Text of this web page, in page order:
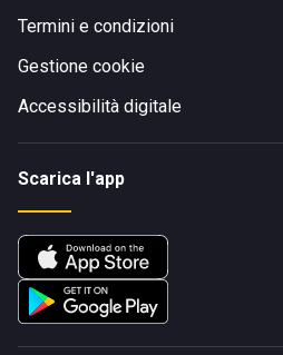
Termini e condizioni
Gestione cookie
Accessibilità digitale
Scarica l'app